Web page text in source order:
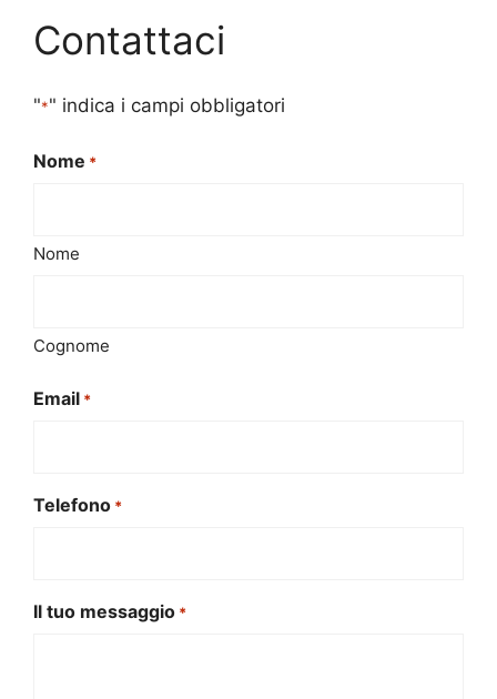
Contattaci
"*" indica i campi obbligatori
Nome *
Nome
Cognome
Email *
Telefono *
Il tuo messaggio *